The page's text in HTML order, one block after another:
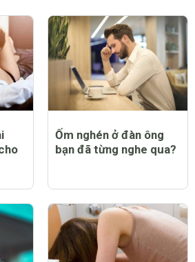
Ốm nghén ở đàn ông
bạn đã từng nghe qua?